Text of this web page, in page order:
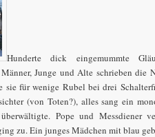
Hunderte dick eingemummte
Junge und Alte schrieben die
für wenige Rubel bei drei
(von Toten?), alles sang ein
Pope und Messdiener
zu. Ein junges Mädchen mit blau